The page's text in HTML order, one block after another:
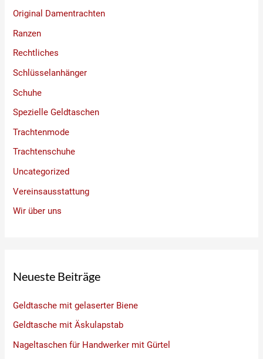
Original Damentrachten
Ranzen
Rechtliches
Schlüsselanhänger
Schuhe
Spezielle Geldtaschen
Trachtenmode
Trachtenschuhe
Uncategorized
Vereinsausstattung
Wir über uns
Neueste Beiträge
Geldtasche mit gelaserter Biene
Geldtasche mit Äskulapstab
Nageltaschen für Handwerker mit Gürtel